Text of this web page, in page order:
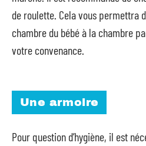
de roulette. Cela vous permettra
chambre du bébé à la chambre
votre convenance.
Une armoire
Pour question d’hygiène, il est